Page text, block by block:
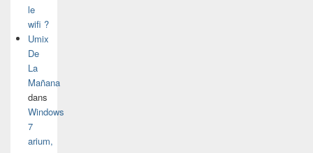
le
wifi ?
Umix
De
La
Mañana
dans
Windows
7
arium,